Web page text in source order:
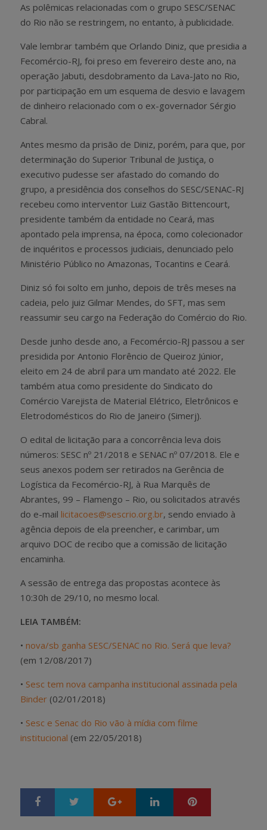
As polêmicas relacionadas com o grupo SESC/SENAC
do Rio não se restringem, no entanto, à publicidade.
Vale lembrar também que Orlando Diniz, que presidia a
Fecomércio-RJ, foi preso em fevereiro deste ano, na
operação Jabuti, desdobramento da Lava-Jato no Rio,
por participação em um esquema de desvio e lavagem
de dinheiro relacionado com o ex-governador Sérgio
Cabral.
Antes mesmo da prisão de Diniz, porém, para que, por
determinação do Superior Tribunal de Justiça, o
executivo pudesse ser afastado do comando do
grupo, a presidência dos conselhos do SESC/SENAC-RJ
recebeu como interventor Luiz Gastão Bittencourt,
presidente também da entidade no Ceará, mas
apontado pela imprensa, na época, como colecionador
de inquéritos e processos judiciais, denunciado pelo
Ministério Público no Amazonas, Tocantins e Ceará.
Diniz só foi solto em junho, depois de três meses na
cadeia, pelo juiz Gilmar Mendes, do SFT, mas sem
reassumir seu cargo na Federação do Comércio do Rio.
Desde junho desde ano, a Fecomércio-RJ passou a ser
presidida por Antonio Florêncio de Queiroz Júnior,
eleito em 24 de abril para um mandato até 2022. Ele
também atua como presidente do Sindicato do
Comércio Varejista de Material Elétrico, Eletrônicos e
Eletrodomésticos do Rio de Janeiro (Simerj).
O edital de licitação para a concorrência leva dois
números: SESC nº 21/2018 e SENAC nº 07/2018. Ele e
seus anexos podem ser retirados na Gerência de
Logística da Fecomércio-RJ, à Rua Marquês de
Abrantes, 99 – Flamengo – Rio, ou solicitados através
do e-mail licitacoes@sescrio.org.br, sendo enviado à
agência depois de ela preencher, e carimbar, um
arquivo DOC de recibo que a comissão de licitação
encaminha.
A sessão de entrega das propostas acontece às
10:30h de 29/10, no mesmo local.
LEIA TAMBÉM:
• nova/sb ganha SESC/SENAC no Rio. Será que leva?
(em 12/08/2017)
• Sesc tem nova campanha institucional assinada pela
Binder (02/01/2018)
• Sesc e Senac do Rio vão à mídia com filme
institucional (em 22/05/2018)
Google+ LinkedIn